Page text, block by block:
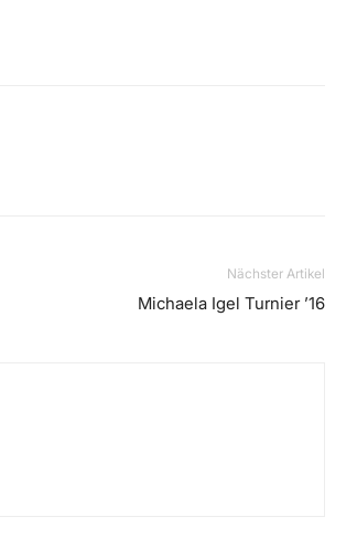
Nächster Artikel
Michaela Igel Turnier ’16